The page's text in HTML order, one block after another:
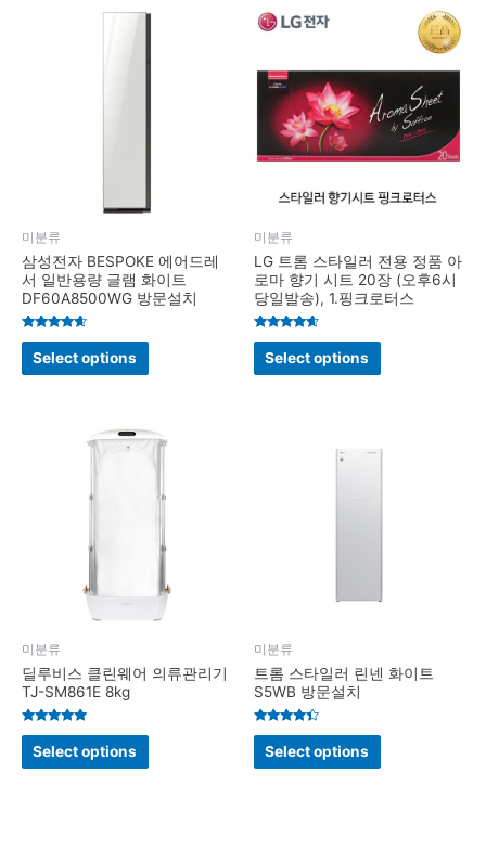
미분류
삼성전자 BESPOKE 에어드레
서 일반용량 글램 화이트
DF60A8500WG 방문설치
Rated
4.4
out of 5
Select options
미분류
LG 트롬 스타일러 전용 정품 아
로마 향기 시트 20장 (오후6시
당일발송), 1.핑크로터스
Rated
4.4
out of 5
Select options
미분류
딜루비스 클린웨어 의류관리기
TJ-SM861E 8kg
Rated
4.8
out of 5
Select options
미분류
트롬 스타일러 린넨 화이트
S5WB 방문설치
Rated
4.2
out of 5
Select options